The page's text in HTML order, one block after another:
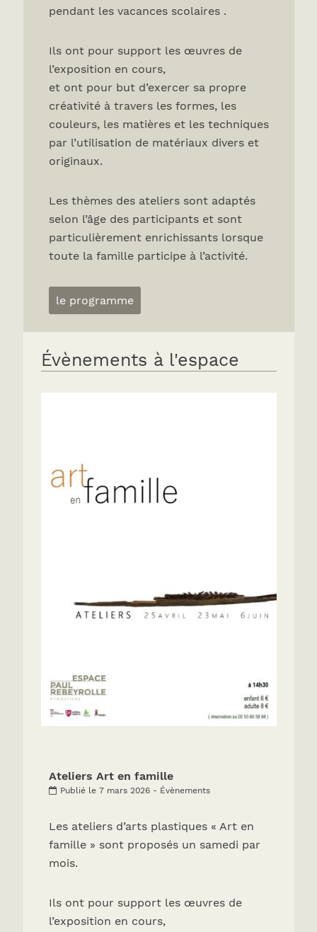
pendant les vacances scolaires .
Ils ont pour support les œuvres de
l’exposition en cours,
et ont pour but d’exercer sa propre
créativité à travers les formes, les
couleurs, les matières et les techniques
par l’utilisation de matériaux divers et
originaux.
Les thèmes des ateliers sont adaptés
selon l’âge des participants et sont
particulièrement enrichissants lorsque
toute la famille participe à l’activité.
le programme
Évènements à l'espace
Ateliers Art en famille
Publié le 7 mars 2026 - Évènements
Les ateliers d’arts plastiques « Art en
famille » sont proposés un samedi par
mois.
Ils ont pour support les œuvres de
l’exposition en cours,